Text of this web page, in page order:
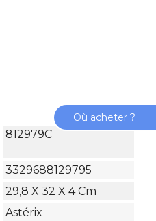
812979C
3329688129795
29,8 X 32 X 4 Cm
Astérix
Où acheter ?